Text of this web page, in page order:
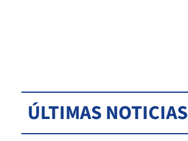
ÚLTIMAS NOTICIAS